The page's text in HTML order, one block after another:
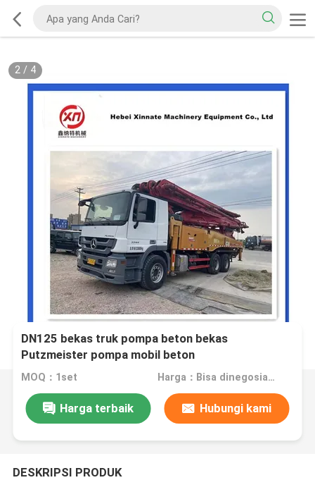
2/ 4
DN125 bekas truk pompa beton bekas
Putzmeister pompa mobil beton
MOQ：1set Harga：Bisa dinegosiasikan
Harga terbaik Hubungi kami
DESKRIPSI PRODUK